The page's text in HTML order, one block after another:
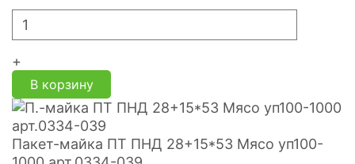
+
В корзину
Пакет-майка ПТ ПНД 28+15*53 Мясо уп100-